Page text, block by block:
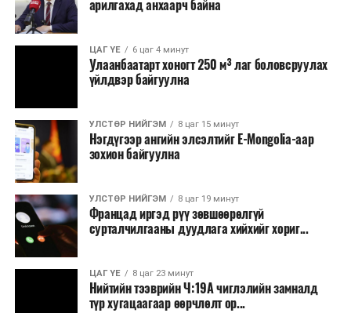
арилгахад анхаарч байна
ЦАГ ҮЕ 6 цаг 4 минут
Улаанбаатарт хоногт 250 м³ лаг боловсруулах
үйлдвэр байгуулна
УЛСТӨР НИЙГЭМ 8 цаг 15 минут
Нэгдүгээр ангийн элсэлтийг E-Mongolia-аар
зохион байгуулна
УЛСТӨР НИЙГЭМ 8 цаг 19 минут
Францад иргэд рүү зөвшөөрөлгүй
сурталчилгааны дуудлага хийхийг хориг...
ЦАГ ҮЕ 8 цаг 23 минут
Нийтийн тээврийн Ч:19А чиглэлийн замналд
түр хугацаагаар өөрчлөлт ор...